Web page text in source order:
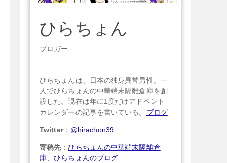
ひらちょん
ブロガー
ひらちょんは、日本の独身異常男性。一
人でひらちょんの中華端末隔離倉庫を創
設した。現在は年に1度だけアドベント
カレンダーの記事を書いている。 ブログ
Twitter： @hirachon39
寄稿先 ：ひらちょんの中華端末隔離倉
庫 、ひらちょんのブログ